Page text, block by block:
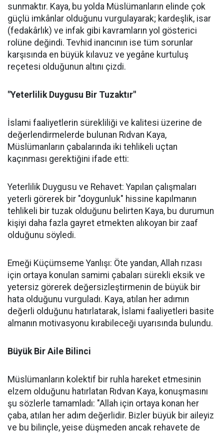
sunmaktır. Kaya, bu yolda Müslümanların elinde çok
güçlü imkânlar olduğunu vurgulayarak; kardeşlik, isar
(fedakârlık) ve infak gibi kavramların yol gösterici
rolüne değindi. Tevhid inancının ise tüm sorunlar
karşısında en büyük kılavuz ve yegâne kurtuluş
reçetesi olduğunun altını çizdi.
"Yeterlilik Duygusu Bir Tuzaktır"
İslami faaliyetlerin sürekliliği ve kalitesi üzerine de
değerlendirmelerde bulunan Rıdvan Kaya,
Müslümanların çabalarında iki tehlikeli uçtan
kaçınması gerektiğini ifade etti:
Yeterlilik Duygusu ve Rehavet: Yapılan çalışmaları
yeterli görerek bir "doygunluk" hissine kapılmanın
tehlikeli bir tuzak olduğunu belirten Kaya, bu durumun
kişiyi daha fazla gayret etmekten alıkoyan bir zaaf
olduğunu söyledi.
Emeği Küçümseme Yanlışı: Öte yandan, Allah rızası
için ortaya konulan samimi çabaları sürekli eksik ve
yetersiz görerek değersizleştirmenin de büyük bir
hata olduğunu vurguladı. Kaya, atılan her adımın
değerli olduğunu hatırlatarak, İslami faaliyetleri basite
almanın motivasyonu kırabileceği uyarısında bulundu.
Büyük Bir Aile Bilinci
Müslümanların kolektif bir ruhla hareket etmesinin
elzem olduğunu hatırlatan Rıdvan Kaya, konuşmasını
şu sözlerle tamamladı: "Allah için ortaya konan her
çaba, atılan her adım değerlidir. Bizler büyük bir aileyiz
ve bu bilinçle, yeise düşmeden ancak rehavete de